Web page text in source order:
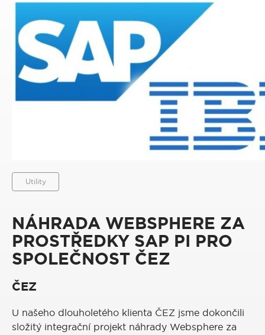
NÁHRADA WEBSPHERE ZA
PROSTŘEDKY SAP PI PRO
SPOLEČNOST ČEZ
ČEZ
U našeho dlouholetého klienta ČEZ jsme dokončili
složitý integrační projekt náhrady Websphere za
Utility